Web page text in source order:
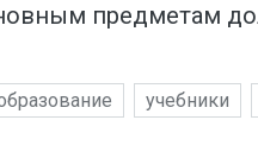
предметам
учебники